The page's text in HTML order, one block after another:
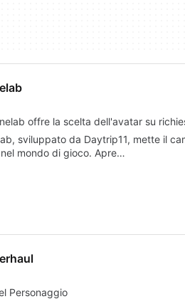
offre la scelta dell'avatar su
sviluppato da Daytrip11, mette il
mondo di gioco. Apre…
Personaggio